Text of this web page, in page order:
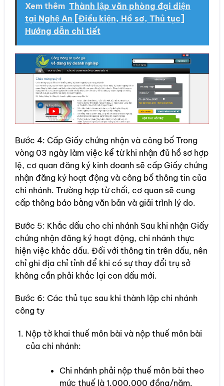
Xem thêm Thành lập văn phòng đại diện
tại Nghệ An [Điều kiện, Hồ sơ, Thủ tục]
Hướng dẫn chi tiết
Bước 4: Cấp Giấy chứng nhận và công bố Trong
vòng 03 ngày làm việc kể từ khi nhận đủ hồ sơ hợp
lệ, cơ quan đăng ký kinh doanh sẽ cấp Giấy chứng
nhận đăng ký hoạt động và công bố thông tin của
chi nhánh. Trường hợp từ chối, cơ quan sẽ cung
cấp thông báo bằng văn bản và giải trình lý do.
Bước 5: Khắc dấu cho chi nhánh Sau khi nhận Giấy
chứng nhận đăng ký hoạt động, chi nhánh thực
hiện việc khắc dấu. Đối với thông tin trên dấu, nên
chỉ ghi địa chỉ tỉnh để khi có sự thay đổi trụ sở
không cần phải khắc lại con dấu mới.
Bước 6: Các thủ tục sau khi thành lập chi nhánh
công ty
Nộp tờ khai thuế môn bài và nộp thuế môn bài
của chi nhánh:
Chi nhánh phải nộp thuế môn bài theo
mức thuế là 1.000.000 đồng/năm.